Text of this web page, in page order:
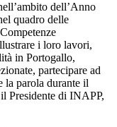
dell’Anno
quadro delle
i loro lavori,
in Portogallo,
partecipare ad
la parola durante il
Presidente di INAPP,